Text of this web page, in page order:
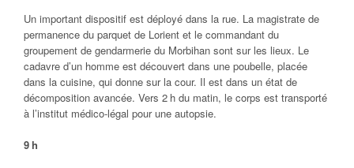
Un important dispositif est déployé dans la rue. La magistrate de
permanence du parquet de Lorient et le commandant du
groupement de gendarmerie du Morbihan sont sur les lieux. Le
cadavre d’un homme est découvert dans une poubelle, placée
dans la cuisine, qui donne sur la cour. Il est dans un état de
décomposition avancée. Vers 2 h du matin, le corps est transporté
à l’institut médico-légal pour une autopsie.
9 h